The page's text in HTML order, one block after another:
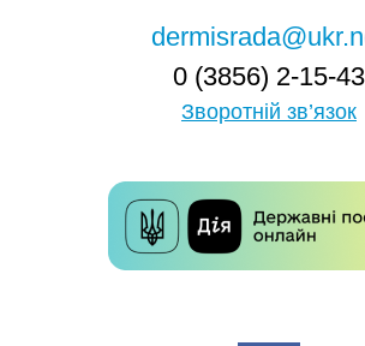
0 (3856) 2-15-43
Зворотній зв’язок